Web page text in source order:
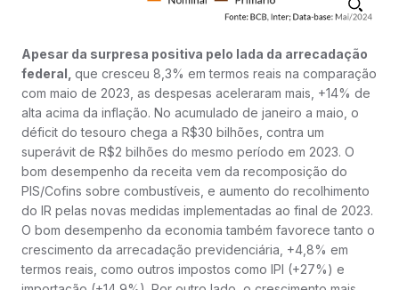
Apesar da surpresa positiva pelo lada da arrecadação
federal, que cresceu 8,3% em termos reais na comparação
com maio de 2023, as despesas aceleraram mais, +14% de
alta acima da inflação. No acumulado de janeiro a maio, o
déficit do tesouro chega a R$30 bilhões, contra um
superávit de R$2 bilhões do mesmo período em 2023. O
bom desempenho da receita vem da recomposição do
PIS/Cofins sobre combustíveis, e aumento do recolhimento
do IR pelas novas medidas implementadas ao final de 2023.
O bom desempenho da economia também favorece tanto o
crescimento da arrecadação previdenciária, +4,8% em
termos reais, como outros impostos como IPI (+27%) e